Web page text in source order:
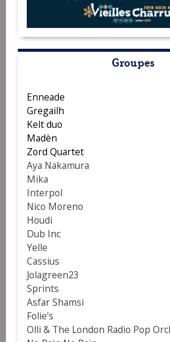
Groupes
Enneade
Gregailh
Kelt duo
Madèn
Zord Quartet
Aya Nakamura
Mika
Interpol
Nico Moreno
Houdi
Dub Inc
Yelle
Cassius
Jolagreen23
Sprints
Asfar Shamsi
Folie's
Olli & The London Radio Pop